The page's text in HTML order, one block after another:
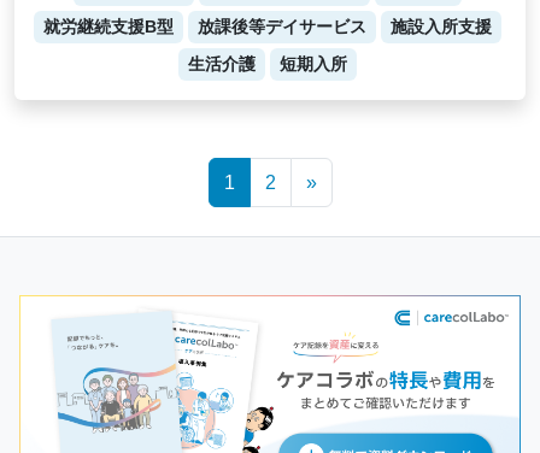
就労継続支援B型
放課後等デイサービス
施設入所支援
生活介護
短期入所
1 2 »